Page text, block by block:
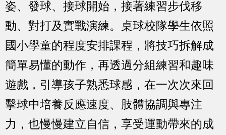
姿、發球、接球開始，接著練習步伐移
動、對打及實戰演練。桌球校隊學生依照
國小學童的程度安排課程，將技巧拆解成
簡單易懂的動作，再透過分組練習和趣味
遊戲，引導孩子熟悉球感，在一次次來回
擊球中培養反應速度、肢體協調與專注
力，也慢慢建立自信，享受運動帶來的成